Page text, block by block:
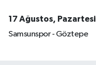
17 Ağustos, Pazartesi
Samsunspor - Göztepe